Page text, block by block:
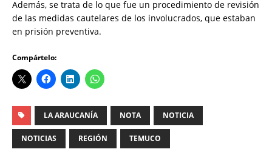
Además, se trata de lo que fue un procedimiento de revisión
de las medidas cautelares de los involucrados, que estaban
en prisión preventiva.
Compártelo:
LA ARAUCANÍA NOTA NOTICIA
NOTICIAS REGIÓN TEMUCO